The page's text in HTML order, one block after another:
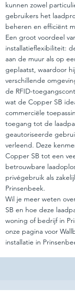
kunnen zowel
gebruikers het
beheren en efficiënt
Een groot voordeel
installatieflexibiliteit:
aan de muur als op
geplaatst, waardoor
verschillende
de RFID-
wat de Copper SB
commerciële
toegang tot de
geautoriseerde
verleend. Deze
Copper SB tot een
betrouwbare
privégebruik als
Prinsenbeek.
Wil je meer weten
SB en hoe deze
woning of bedrijf in
onze pagina voor
installatie in